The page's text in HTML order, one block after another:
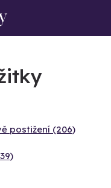
postižení (206)